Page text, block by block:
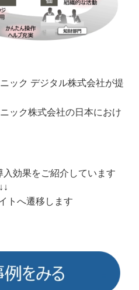
ック デジタル株式会社が提
ック株式会社の日本におけ
効果をご紹介しています
↓↓
トへ遷移します